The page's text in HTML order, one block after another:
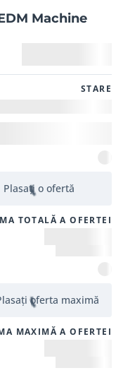
Machine
STARE
Plasați o ofertă
TOTALĂ A OFERTEI
oferta maximă
MAXIMĂ A OFERTEI